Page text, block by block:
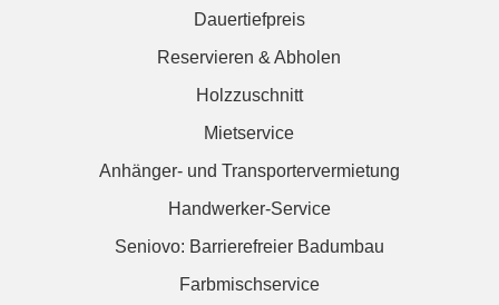
Dauertiefpreis
Reservieren & Abholen
Holzzuschnitt
Mietservice
Anhänger- und Transportervermietung
Handwerker-Service
Seniovo: Barrierefreier Badumbau
Farbmischservice